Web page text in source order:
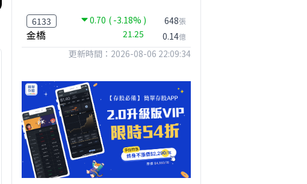
【我被黑了?】是真的聽不懂嗎...還是... #股票分析 #因果分析 撐台股的不是投信，是買ETF的你自己｜Mr.Jimmy高志銘 #ETF #投信買超 #台股
6133 0.70 ( -3.18% )
金橋 21.25
648張
0.14億
更新時間：2026-08-06 22:09:34